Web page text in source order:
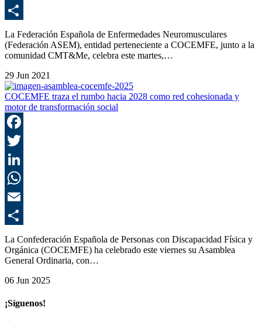
La Federación Española de Enfermedades Neuromusculares
(Federación ASEM), entidad perteneciente a COCEMFE, junto a la
comunidad CMT&Me, celebra este martes,…
29 Jun 2021
COCEMFE traza el rumbo hacia 2028 como red cohesionada y
motor de transformación social
La Confederación Española de Personas con Discapacidad Física y
Orgánica (COCEMFE) ha celebrado este viernes su Asamblea
General Ordinaria, con…
06 Jun 2025
¡Síguenos!